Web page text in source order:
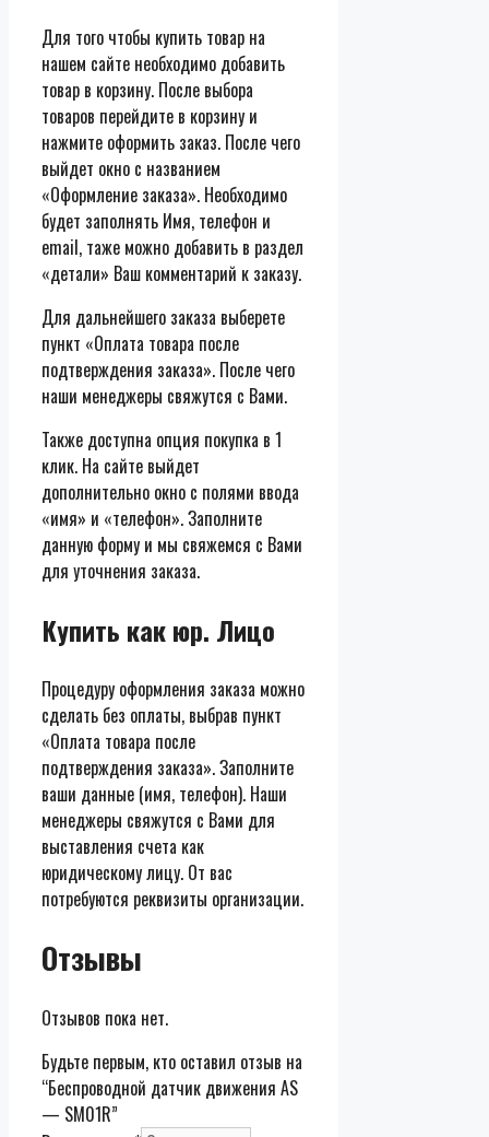
Для того чтобы купить товар на
нашем сайте необходимо добавить
товар в корзину. После выбора
товаров перейдите в корзину и
нажмите оформить заказ. После чего
выйдет окно с названием
«Оформление заказа». Необходимо
будет заполнять Имя, телефон и
email, таже можно добавить в раздел
«детали» Ваш комментарий к заказу.
Для дальнейшего заказа выберете
пункт «Оплата товара после
подтверждения заказа». После чего
наши менеджеры свяжутся с Вами.
Также доступна опция покупка в 1
клик. На сайте выйдет
дополнительно окно с полями ввода
«имя» и «телефон». Заполните
данную форму и мы свяжемся с Вами
для уточнения заказа.
Купить как юр. Лицо
Процедуру оформления заказа можно
сделать без оплаты, выбрав пункт
«Оплата товара после
подтверждения заказа». Заполните
ваши данные (имя, телефон). Наши
менеджеры свяжутся с Вами для
выставления счета как
юридическому лицу. От вас
потребуются реквизиты организации.
Отзывы
Отзывов пока нет.
Будьте первым, кто оставил отзыв на
“Беспроводной датчик движения AS
— SM01R”